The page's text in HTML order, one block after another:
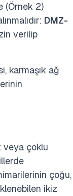
(Örnek 2)
DMZ-
verilip
karmaşık ağ
veya çoklu
çoğu,
ikiz